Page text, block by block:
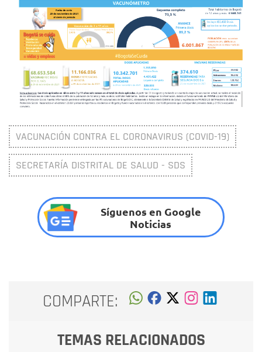
VACUNACIÓN CONTRA EL CORONAVIRUS (COVID-19)
SECRETARÍA DISTRITAL DE SALUD - SDS
Síguenos en Google
Noticias
COMPARTE:
TEMAS RELACIONADOS